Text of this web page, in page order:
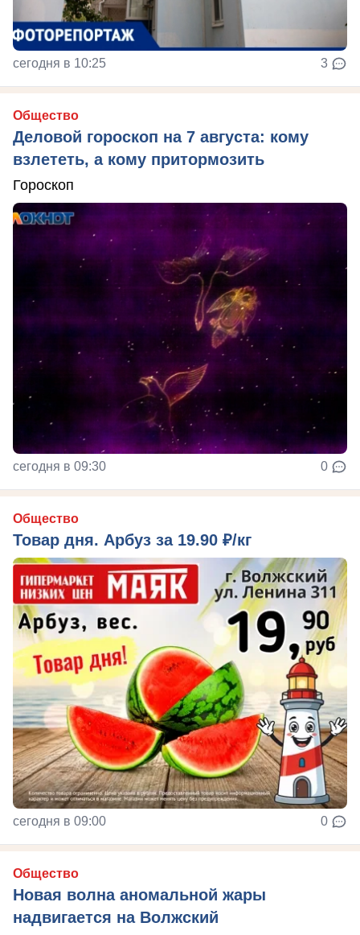
сегодня в 10:25 3
Общество
Деловой гороскоп на 7 августа: кому
взлететь, а кому притормозить
Гороскоп
сегодня в 09:30 0
Общество
Товар дня. Арбуз за 19.90 ₽/кг
сегодня в 09:00 0
Общество
Новая волна аномальной жары
надвигается на Волжский